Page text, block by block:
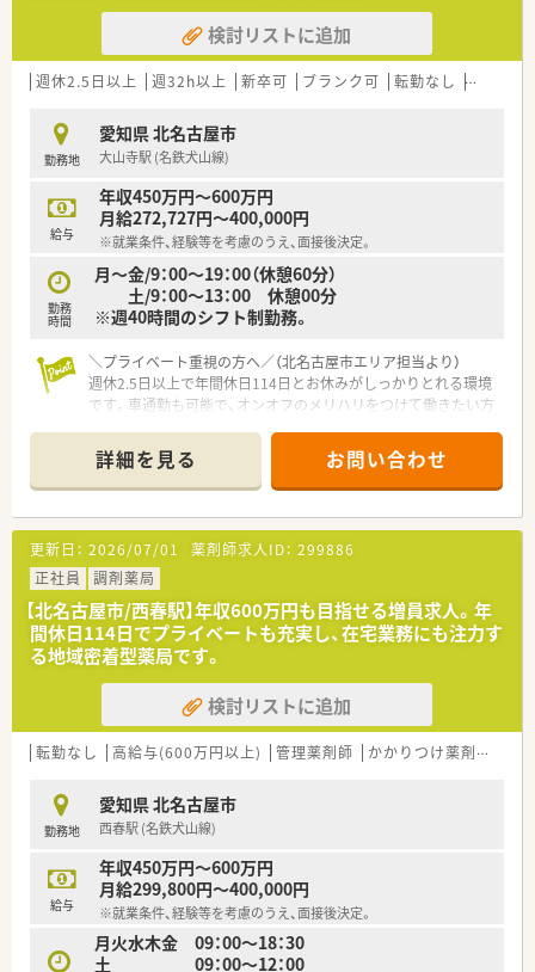
検討リストに追加
週休2.5日以上 週32h以上 新卒可 ブランク可 転勤なし 車通勤可
勤務地
愛知県 北名古屋市
大山寺駅 (名鉄犬山線)
給与
年収450万円～600万円
月給272,727円～400,000円
※就業条件、経験等を考慮のうえ、面接後決定。
勤務
時間
月～金/9：00～19：00（休憩60分）
土/9：00～13：00 休憩00分
※週40時間のシフト制勤務。
＼プライベート重視の方へ／（北名古屋市エリア担当より）
週休2.5日以上で年間休日114日とお休みがしっかりとれる環境
です。車通勤も可能で、オンオフのメリハリをつけて働きたい方
＊------------------------------------------＊
【店舗情報と応需状況について】
■大山寺駅から車で7分の立地にあり、車通勤可能なため日々の
通勤もスムーズに行える地域密着型の店舗です。
■近隣のクリニックから内科や整形外科、皮膚科などの処方箋を
1日あたり50から60枚ほど応需しております。
■取り扱い医薬品は1700品目と幅広く揃っており、居宅への在
宅業務にも対応し地域医療へ貢献しています。
【求人情報について】
■正社員としての採用となり、これまでのご経験やスキルを十分
に考慮した上で年収450万円から600万円をご提示します。
■転勤の心配がないため、住み慣れた地域で腰を据えて長く働き
続けたいとお考えの方に最適な正社員求人です。
張りがしっかりと収入に反映される待遇が魅力です。
【職場環境と雰囲気】
■正社員とパート従業員が協力し合い、アットホームで風通しの
良い人間関係が築かれている働きやすい職場です。
■常時2から3名のスタッフが配置されており、忙しい時間帯で
もお互いにサポートし合える安心の勤務体制です。
■患者様のご家族各世代から長く親しまれており、地域の方々と
の温かいコミュニケーションが日常的に生まれます。
詳細を見る お問い合わせ
更新日： 2026/07/01 薬剤師求人ID： 299886
正社員
調剤薬局
【北名古屋市/西春駅】年収600万円も目指せる増員求人。年
間休日114日でプライベートも充実し、在宅業務にも注力す
る地域密着型薬局です。
検討リストに追加
転勤なし 高給与(600万円以上) 管理薬剤師 かかりつけ薬剤師
勤務地
愛知県 北名古屋市
西春駅 (名鉄犬山線)
給与
年収450万円～600万円
月給299,800円～400,000円
※就業条件、経験等を考慮のうえ、面接後決定。
月火水木金 09：00～18：30
土 09：00～12：00